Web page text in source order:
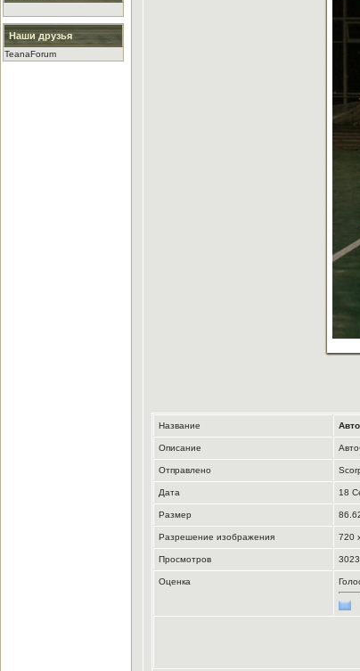
Наши друзья
TeanaForum
Название
Описание
Отправлено
Дата 18
Размер
Разрешение изображения 720
Просмотров 3023
Оценка